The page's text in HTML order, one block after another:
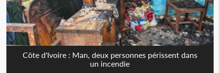
Côte d'Ivoire : Man, deux personnes périssent dans
un incendie